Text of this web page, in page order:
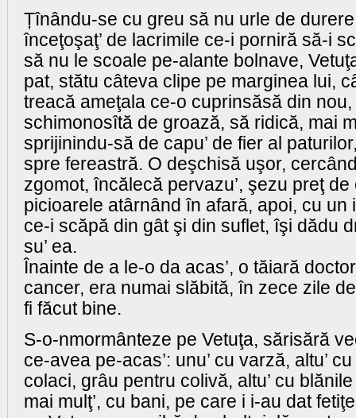
Țînându-se cu greu să nu urle de
înceţoşaţ’ de lacrimile ce-i porniră să-i
să nu le scoale pe-alante bolnave,
pat, stătu câteva clipe pe marginea lui,
treacă ameţala ce-o cuprinsăsă din
schimonosîtă de groază, să ridică, mai
sprijinindu-să de capu’ de fier al
spre fereastră. O deşchisă uşor,
zgomot, încălecă pervazu’, şezu preţ
picioarele atârnând în afară, apoi, cu un
ce-i scăpă din gât şi din suflet, îşi dădu
su’ ea.
Înainte de a le-o da acas’, o tăiară
cancer, era numai slăbită, în zece zile
fi făcut bine.
S-o-nmormânteze pe Vetuţa, sărisără
ce-avea pe-acas’: unu’ cu varză, altu’
colaci, grâu pentru colivă, altu’ cu
mai mulţ’, cu bani, pe care i i-au dat